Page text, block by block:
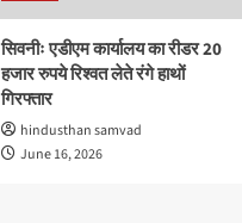
सिवनीः एडीएम कार्यालय का रीडर 20
हजार रुपये रिश्वत लेते रंगे हाथों
गिरफ्तार
hindusthan samvad
June 16, 2026